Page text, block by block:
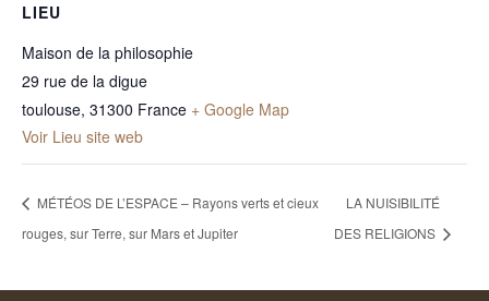
LIEU
Maison de la philosophie
29 rue de la digue
toulouse, 31300 France + Google Map
Voir Lieu site web
MÉTÉOS DE L’ESPACE – Rayons verts et cieux
rouges, sur Terre, sur Mars et Jupiter
LA NUISIBILITÉ
DES RELIGIONS